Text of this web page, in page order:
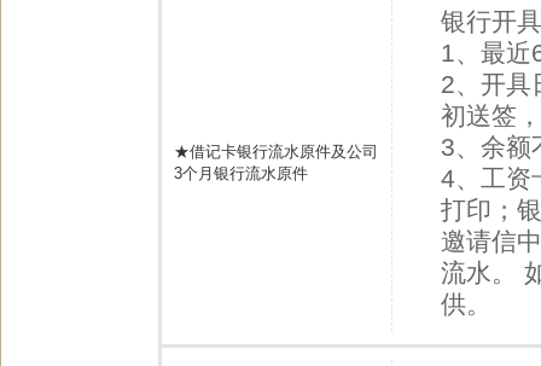
★借记卡银行流水原件及公司
3个月银行流水原件
银行开
1、最近
2、开具
初送签
3、余
4、工资
打印；
邀请信
流水。
供。